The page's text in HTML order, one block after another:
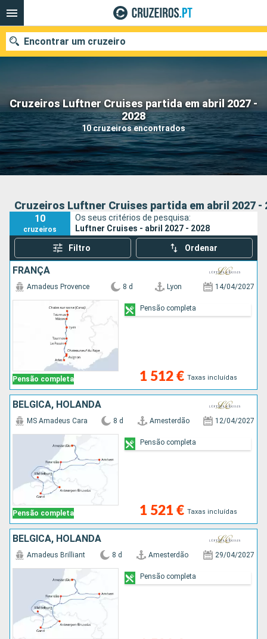
Cruzeiros Luftner Cruises partida em abril 2027 -
2028
10 cruzeiros encontrados
Encontrar um cruzeiro
Quando ir?
Data de partida
Portos Companhias
Cruzeiros Luftner Cruises partida em abril 2027 -
10
cruzeiros
Os seus critérios de pesquisa:
Luftner Cruises - abril 2027 - 2028
Filtro Ordenar
FRANÇA
Pensão completa
Amadeus Provence 8 d Lyon 14/04/2027
1 512 € Taxas incluídas
Pensão completa
BÉLGICA, HOLANDA
Pensão completa
MS Amadeus Cara 8 d Amesterdão 12/04/2027
1 521 € Taxas incluídas
Pensão completa
BÉLGICA, HOLANDA
Amadeus Brilliant 8 d Amesterdão 29/04/2027
Pensão completa